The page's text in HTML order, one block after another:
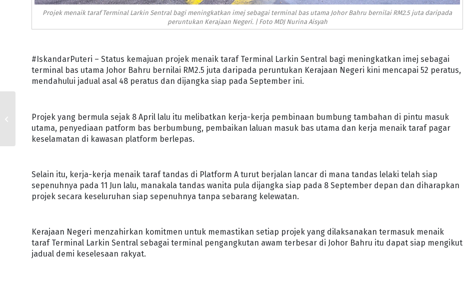
Projek menaik taraf Terminal Larkin Sentral bagi meningkatkan imej sebagai terminal bas utama Johor Bahru bernilai RM2.5 juta daripada
peruntukan Kerajaan Negeri. | Foto MDJ Nurina Aisyah
#IskandarPuteri – Status kemajuan projek menaik taraf Terminal Larkin Sentral bagi meningkatkan imej sebagai
terminal bas utama Johor Bahru bernilai RM2.5 juta daripada peruntukan Kerajaan Negeri kini mencapai 52 peratus,
mendahului jadual asal 48 peratus dan dijangka siap pada September ini.
Projek yang bermula sejak 8 April lalu itu melibatkan kerja-kerja pembinaan bumbung tambahan di pintu masuk
utama, penyediaan patform bas berbumbung, pembaikan laluan masuk bas utama dan kerja menaik taraf pagar
keselamatan di kawasan platform berlepas.
Selain itu, kerja-kerja menaik taraf tandas di Platform A turut berjalan lancar di mana tandas lelaki telah siap
sepenuhnya pada 11 Jun lalu, manakala tandas wanita pula dijangka siap pada 8 September depan dan diharapkan
projek secara keseluruhan siap sepenuhnya tanpa sebarang kelewatan.
Kerajaan Negeri menzahirkan komitmen untuk memastikan setiap projek yang dilaksanakan termasuk menaik
taraf Terminal Larkin Sentral sebagai terminal pengangkutan awam terbesar di Johor Bahru itu dapat siap mengikut
jadual demi keselesaan rakyat.
SUMBANGAN PEMAIN
INDUSTRI PERTANIAN